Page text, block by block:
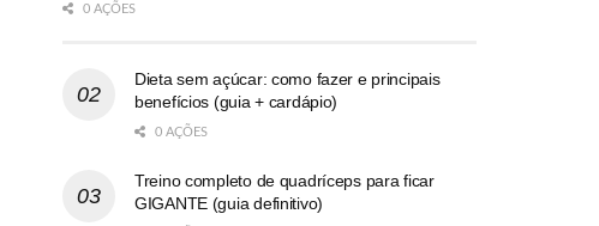
0 AÇÕES
Dieta sem açúcar: como fazer e principais
benefícios (guia + cardápio)
0 AÇÕES
Treino completo de quadríceps para ficar
GIGANTE (guia definitivo)